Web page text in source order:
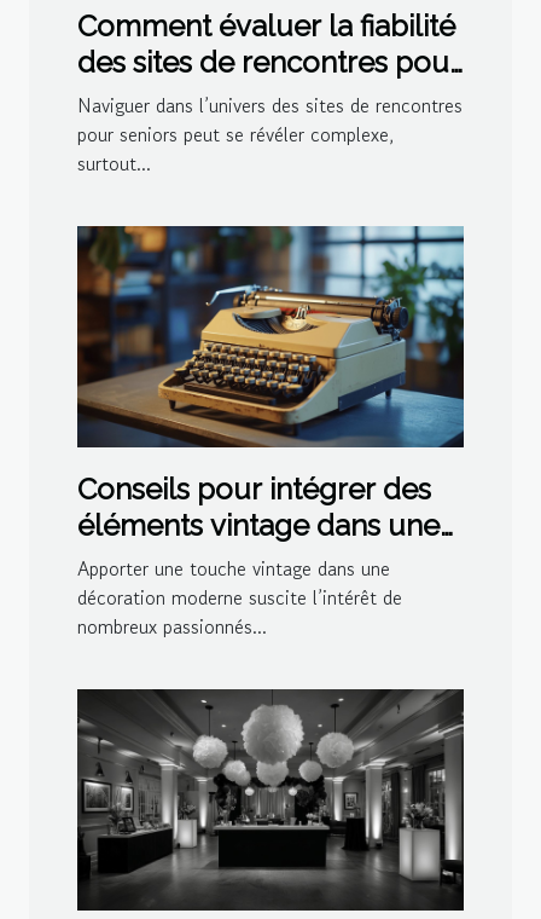
Comment évaluer la fiabilité
des sites de rencontres pour
seniors
Naviguer dans l’univers des sites de rencontres
pour seniors peut se révéler complexe,
surtout...
Conseils pour intégrer des
éléments vintage dans une
décoration moderne
Apporter une touche vintage dans une
décoration moderne suscite l’intérêt de
nombreux passionnés...